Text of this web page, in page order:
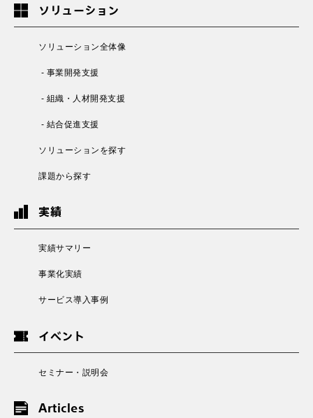
ソリューション
ソリューション全体像
- 事業開発支援
- 組織・人材開発支援
- 結合促進支援
ソリューションを探す
課題から探す
実績
実績サマリー
事業化実績
サービス導入事例
イベント
セミナー・説明会
Articles